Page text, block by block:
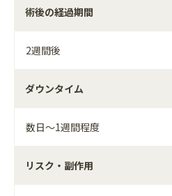
術後の経過期間
2週間後
ダウンタイム
数日～1週間程度
リスク・副作用